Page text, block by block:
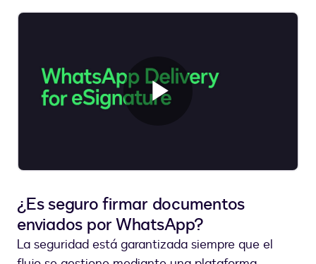
Vídeo
¿Es seguro firmar documentos
enviados por WhatsApp?
La seguridad está garantizada siempre que el